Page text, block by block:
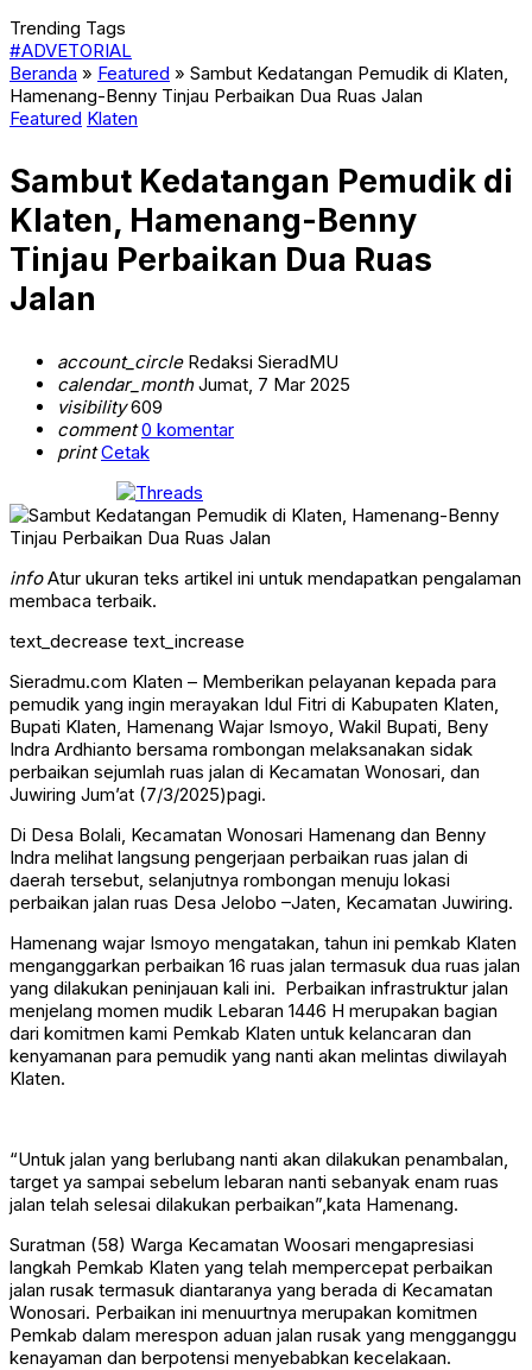
Trending Tags
#ADVETORIAL
Beranda » Featured » Sambut Kedatangan Pemudik di Klaten,
Hamenang-Benny Tinjau Perbaikan Dua Ruas Jalan
Featured Klaten
Sambut Kedatangan Pemudik di
Klaten, Hamenang-Benny
Tinjau Perbaikan Dua Ruas
Jalan
account_circleRedaksi SieradMU
calendar_monthJumat, 7 Mar 2025
visibility609
comment 0 komentar
print Cetak
infoAtur ukuran teks artikel ini untuk mendapatkan pengalaman
membaca terbaik.
text_decrease text_increase
Sieradmu.com Klaten – Memberikan pelayanan kepada para
pemudik yang ingin merayakan Idul Fitri di Kabupaten Klaten,
Bupati Klaten, Hamenang Wajar Ismoyo, Wakil Bupati, Beny
Indra Ardhianto bersama rombongan melaksanakan sidak
perbaikan sejumlah ruas jalan di Kecamatan Wonosari, dan
Juwiring Jum’at (7/3/2025)pagi.
Di Desa Bolali, Kecamatan Wonosari Hamenang dan Benny
Indra melihat langsung pengerjaan perbaikan ruas jalan di
daerah tersebut, selanjutnya rombongan menuju lokasi
perbaikan jalan ruas Desa Jelobo –Jaten, Kecamatan Juwiring.
Hamenang wajar Ismoyo mengatakan, tahun ini pemkab Klaten
menganggarkan perbaikan 16 ruas jalan termasuk dua ruas jalan
yang dilakukan peninjauan kali ini. Perbaikan infrastruktur jalan
menjelang momen mudik Lebaran 1446 H merupakan bagian
dari komitmen kami Pemkab Klaten untuk kelancaran dan
kenyamanan para pemudik yang nanti akan melintas diwilayah
Klaten.
“Untuk jalan yang berlubang nanti akan dilakukan penambalan,
target ya sampai sebelum lebaran nanti sebanyak enam ruas
jalan telah selesai dilakukan perbaikan”,kata Hamenang.
Suratman (58) Warga Kecamatan Woosari mengapresiasi
langkah Pemkab Klaten yang telah mempercepat perbaikan
jalan rusak termasuk diantaranya yang berada di Kecamatan
Wonosari. Perbaikan ini menuurtnya merupakan komitmen
Pemkab dalam merespon aduan jalan rusak yang mengganggu
kenayaman dan berpotensi menyebabkan kecelakaan.